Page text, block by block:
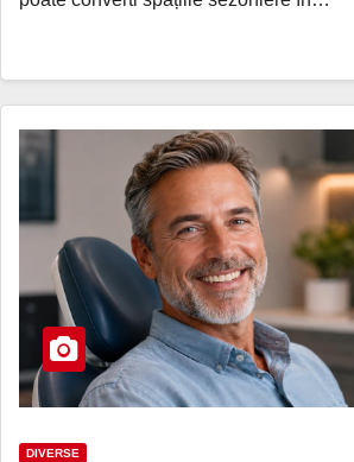
DIVERSE